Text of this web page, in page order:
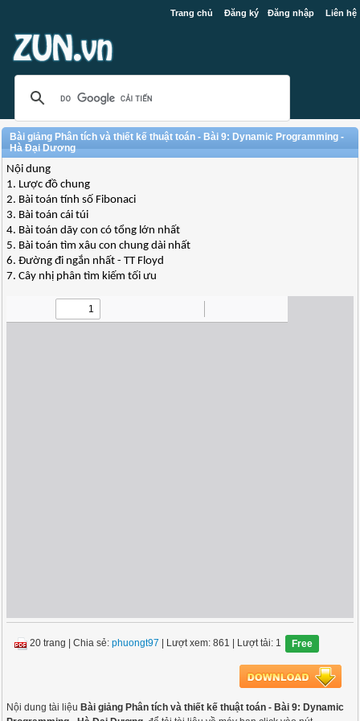
Trang chủ Đăng ký Đăng nhập Liên hệ
Bài giảng Phân tích và thiết kế thuật toán - Bài 9: Dynamic Programming -
Hà Đại Dương
Nội dung
1. Lược đồ chung
2. Bài toán tính số Fibonaci
3. Bài toán cái túi
4. Bài toán dãy con có tổng lớn nhất
5. Bài toán tìm xâu con chung dài nhất
6. Đường đi ngắn nhất - TT Floyd
7. Cây nhị phân tìm kiếm tối ưu
20 trang |Chia sẻ:phuongt97 | Lượt xem: 861 | Lượt tải: 1 Free
Nội dung tài liệu Bài giảng Phân tích và thiết kế thuật toán - Bài 9: Dynamic